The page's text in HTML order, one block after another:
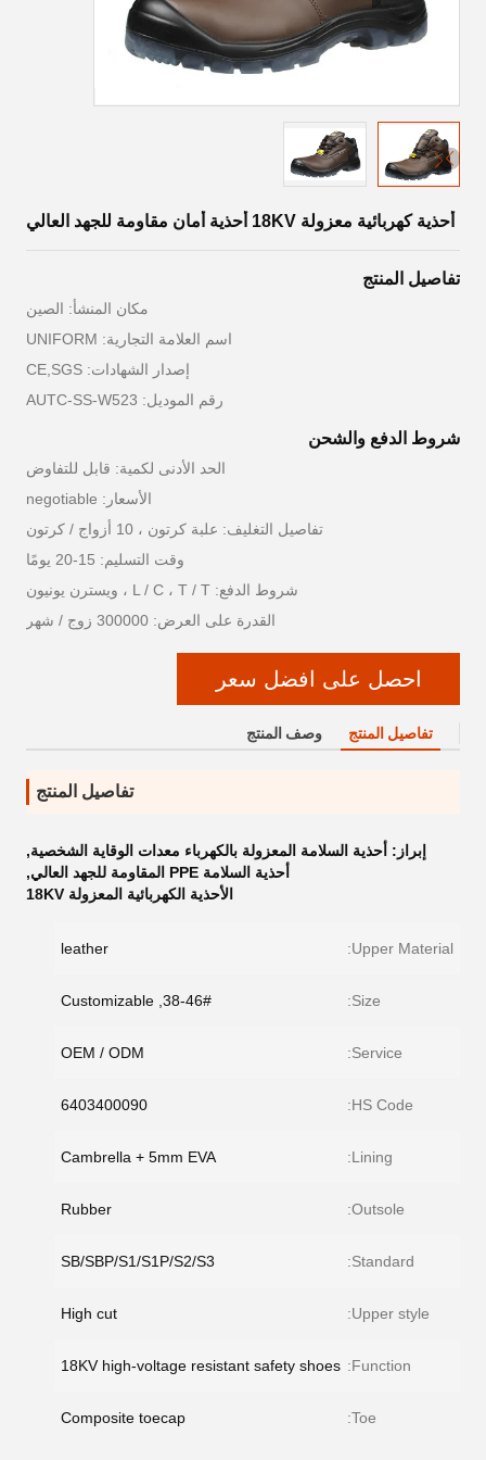
أحذية كهربائية معزولة 18KV أحذية أمان مقاومة للجهد العالي
تفاصيل المنتج
مكان المنشأ: الصين
اسم العلامة التجارية: UNIFORM
إصدار الشهادات: CE,SGS
رقم الموديل: AUTC-SS-W523
شروط الدفع والشحن
الحد الأدنى لكمية: قابل للتفاوض
الأسعار: negotiable
تفاصيل التغليف: علبة كرتون ، 10 أزواج / كرتون
وقت التسليم: 15-20 يومًا
شروط الدفع: L / C ، T / T ، ويسترن يونيون
القدرة على العرض: 300000 زوج / شهر
احصل على افضل سعر
تفاصيل المنتج وصف المنتج
تفاصيل المنتج
إبراز: أحذية السلامة المعزولة بالكهرباء معدات الوقاية الشخصية,
أحذية السلامة PPE المقاومة للجهد العالي
,
الأحذية الكهربائية المعزولة 18KV
Upper Material:
leather
Size:
38-46#, Customizable
Service:
OEM / ODM
HS Code:
6403400090
Lining:
Cambrella + 5mm EVA
Outsole:
Rubber
Standard:
SB/SBP/S1/S1P/S2/S3
Upper style:
High cut
Function:
18KV high-voltage resistant safety shoes
Toe:
Composite toecap